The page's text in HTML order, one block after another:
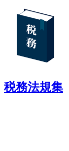
税務法規集